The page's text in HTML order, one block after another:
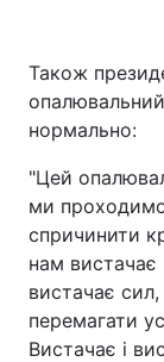
Також
нормально:
"Цей
ми
спричинити
нам вистачає
вистачає
перемагати
Вистачає і